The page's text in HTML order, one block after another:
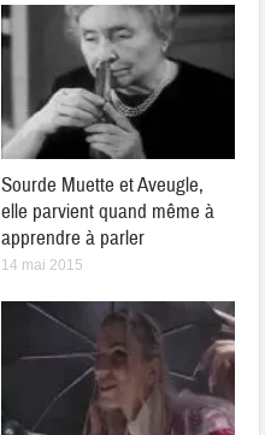
Sourde Muette et Aveugle,
elle parvient quand même à
apprendre à parler
14 mai 2015